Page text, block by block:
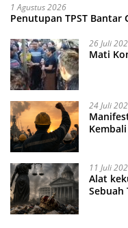
1 Agustus 2026
Penutupan TPST Bantar
26 Juli
Mati
24 Juli
11 Juli
Alat
Sebuah